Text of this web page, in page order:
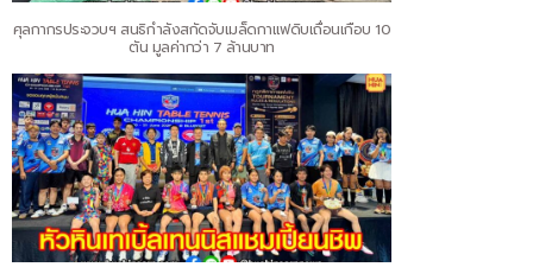
ศุลกากรประจวบฯ สนธิกำลังสกัดจับเมล็ดกาแฟดิบเถื่อนเกือบ 10
ตัน มูลค่ากว่า 7 ล้านบาท